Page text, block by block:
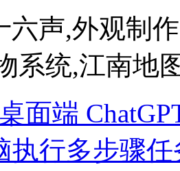
六声,外观制
系统,江南地
面端
执行多步骤任